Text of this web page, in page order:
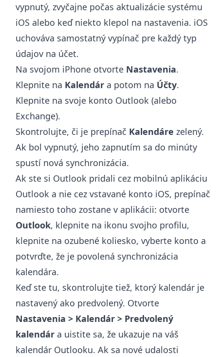
vypnutý, zvyčajne počas aktualizácie systému
iOS alebo keď niekto klepol na nastavenia. iOS
uchováva samostatný vypínač pre každý typ
údajov na účet.
Na svojom iPhone otvorte Nastavenia.
Klepnite na Kalendár a potom na Účty.
Klepnite na svoje konto Outlook (alebo
Exchange).
Skontrolujte, či je prepínač Kalendáre zelený.
Ak bol vypnutý, jeho zapnutím sa do minúty
spustí nová synchronizácia.
Ak ste si Outlook pridali cez mobilnú aplikáciu
Outlook a nie cez vstavané konto iOS, prepínač
namiesto toho zostane v aplikácii: otvorte
Outlook, klepnite na ikonu svojho profilu,
klepnite na ozubené koliesko, vyberte konto a
potvrďte, že je povolená synchronizácia
kalendára.
Keď ste tu, skontrolujte tiež, ktorý kalendár je
nastavený ako predvolený. Otvorte
Nastavenia > Kalendár > Predvolený
kalendár a uistite sa, že ukazuje na váš
kalendár Outlooku. Ak sa nové udalosti